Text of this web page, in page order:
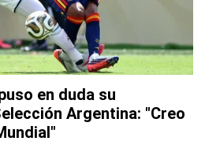
en duda su
Argentina: "Creo